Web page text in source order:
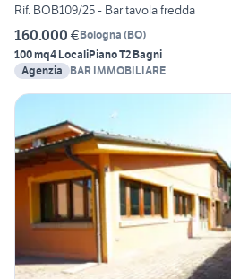
Rif. BOB109/25 - Bar tavola fredda
160.000 €Bologna (BO)
100 mq4 LocaliPiano T2 Bagni
Agenzia
BAR IMMOBILIARE